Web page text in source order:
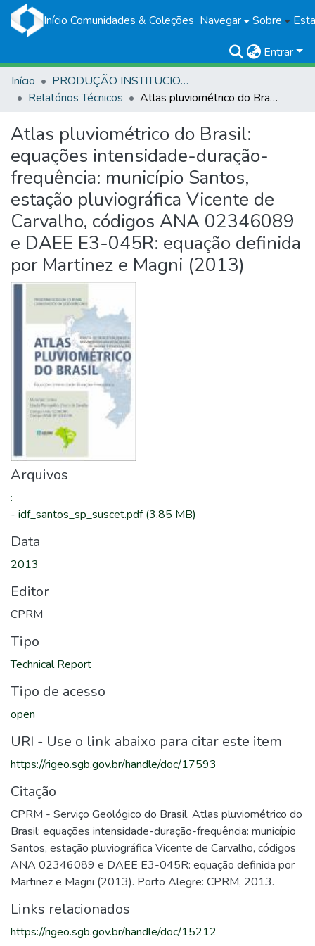
Início Comunidades & Coleções Navegar Sobre
Entrar
Início
PRODUÇÃO INSTITUCIONAL
Relatórios Técnicos
Atlas pluviométrico do Brasil: equações intensidade-duração-frequência: município Santos, estação pluviográfica Vicente de Carvalho, códigos ANA 02346089 e DAEE E3-045R: equação definida por Martinez e Magni (2013)
Atlas pluviométrico do Brasil:
equações intensidade-duração-
frequência: município Santos,
estação pluviográfica Vicente de
Carvalho, códigos ANA 02346089
e DAEE E3-045R: equação definida
por Martinez e Magni (2013)
Arquivos
:
- idf_santos_sp_suscet.pdf(3.85 MB)
Data
2013
Editor
CPRM
Tipo
Technical Report
Tipo de acesso
open
URI - Use o link abaixo para citar este item
https://rigeo.sgb.gov.br/handle/doc/17593
Citação
CPRM - Serviço Geológico do Brasil. Atlas pluviométrico do
Brasil: equações intensidade-duração-frequência: município
Santos, estação pluviográfica Vicente de Carvalho, códigos
ANA 02346089 e DAEE E3-045R: equação definida por
Martinez e Magni (2013). Porto Alegre: CPRM, 2013.
Links relacionados
https://rigeo.sgb.gov.br/handle/doc/15212